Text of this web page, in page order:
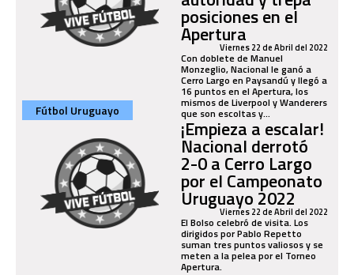
posiciones en el
AperturaViernes 22 de Abril del 2022
Con doblete de Manuel
Monzeglio, Nacional le ganó a
Cerro Largo en Paysandú y llegó a
16 puntos en el Apertura, los
mismos de Liverpool y Wanderers
que son escoltas y...
Fútbol Uruguayo
¡Empieza a escalar!
Nacional derrotó
2-0 a Cerro Largo
por el Campeonato
Uruguayo 2022
Viernes 22 de Abril del 2022
El Bolso celebró de visita. Los
dirigidos por Pablo Repetto
suman tres puntos valiosos y se
meten a la pelea por el Torneo
Apertura.